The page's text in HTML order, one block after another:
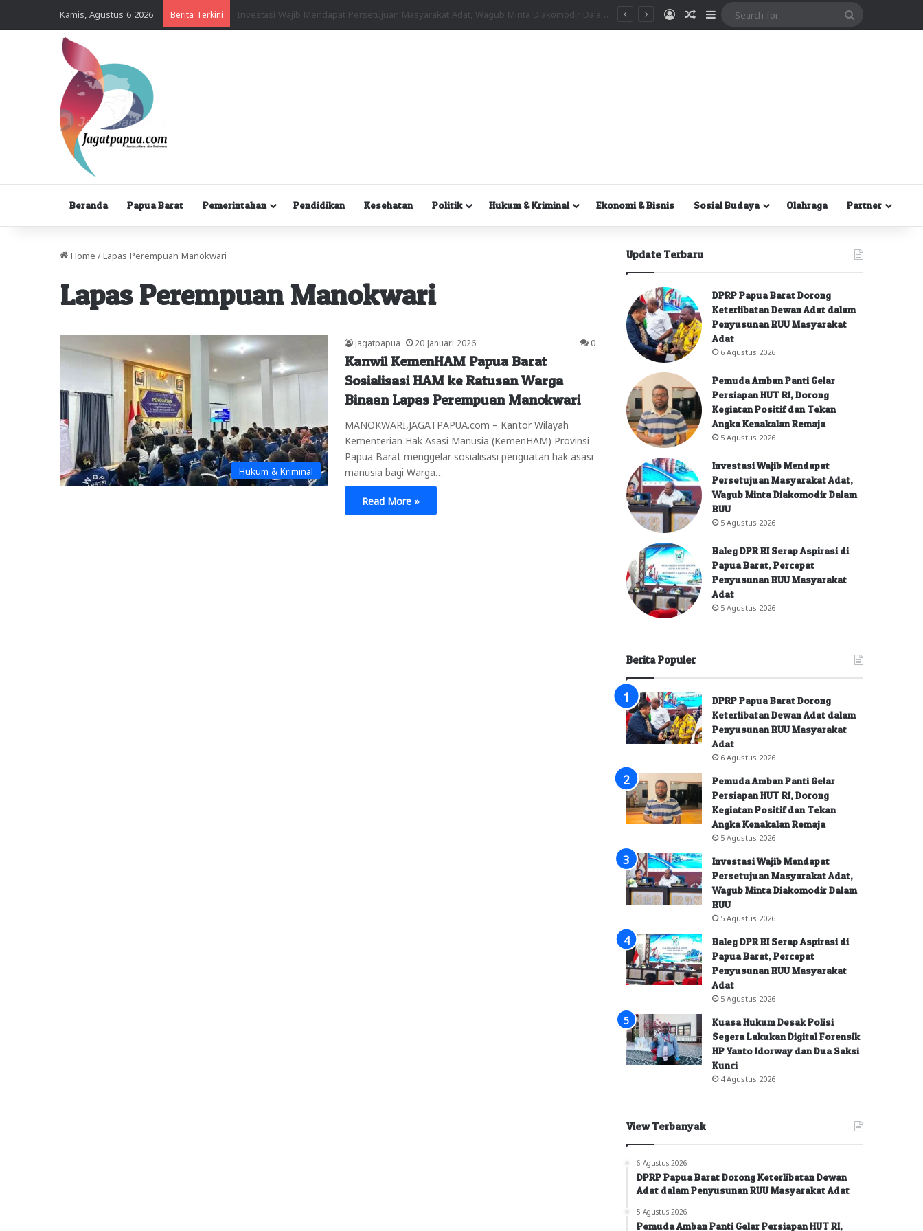
Kamis, Agustus 6 2026 Berita Terkini MasukRandom Article
Sidebar
Beranda Papua Barat Pemerintahan Pendidikan Kesehatan Politik Hukum & Kriminal Ekonomi & Bisnis Sosial Budaya Olahraga Partner
Home / Lapas Perempuan Manokwari
Lapas Perempuan Manokwari
Hukum & Kriminal
jagatpapua 20 Januari 2026 0
Kanwil KemenHAM Papua Barat
Sosialisasi HAM ke Ratusan Warga
Binaan Lapas Perempuan Manokwari
MANOKWARI,JAGATPAPUA.com – Kantor Wilayah
Kementerian Hak Asasi Manusia (KemenHAM) Provinsi
Papua Barat menggelar sosialisasi penguatan hak asasi
manusia bagi Warga…
Read More »
Update Terbaru
DPRP Papua Barat Dorong
Keterlibatan Dewan Adat dalam
Penyusunan RUU Masyarakat
Adat
6 Agustus 2026
Pemuda Amban Panti Gelar
Persiapan HUT RI, Dorong
Kegiatan Positif dan Tekan
Angka Kenakalan Remaja
5 Agustus 2026
Investasi Wajib Mendapat
Persetujuan Masyarakat Adat,
Wagub Minta Diakomodir Dalam
RUU
5 Agustus 2026
Baleg DPR RI Serap Aspirasi di
Papua Barat, Percepat
Penyusunan RUU Masyarakat
Adat
5 Agustus 2026
Berita Populer
DPRP Papua Barat Dorong
Keterlibatan Dewan Adat dalam
Penyusunan RUU Masyarakat
Adat
6 Agustus 2026
Pemuda Amban Panti Gelar
Persiapan HUT RI, Dorong
Kegiatan Positif dan Tekan
Angka Kenakalan Remaja
5 Agustus 2026
Investasi Wajib Mendapat
Persetujuan Masyarakat Adat,
Wagub Minta Diakomodir Dalam
RUU
5 Agustus 2026
Baleg DPR RI Serap Aspirasi di
Papua Barat, Percepat
Penyusunan RUU Masyarakat
Adat
5 Agustus 2026
Kuasa Hukum Desak Polisi
Segera Lakukan Digital Forensik
HP Yanto Idorway dan Dua Saksi
Kunci
4 Agustus 2026
View Terbanyak
6 Agustus 2026
DPRP Papua Barat Dorong Keterlibatan Dewan
Adat dalam Penyusunan RUU Masyarakat Adat
5 Agustus 2026
Pemuda Amban Panti Gelar Persiapan HUT RI,